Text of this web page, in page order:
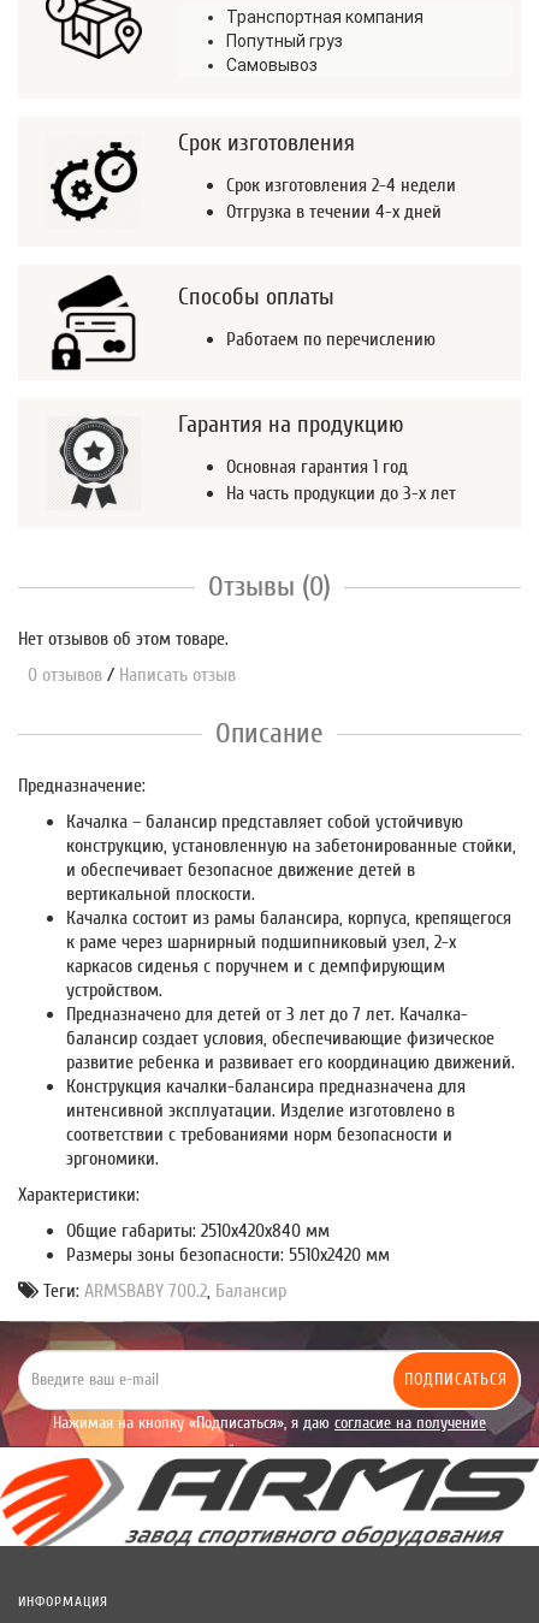
Транспортная компания
Попутный груз
Самовывоз
Срок изготовления
Срок изготовления 2-4 недели
Отгрузка в течении 4-х дней
Способы оплаты
Работаем по перечислению
Гарантия на продукцию
Основная гарантия 1 год
На часть продукции до 3-х лет
Отзывы (0)
Нет отзывов об этом товаре.
0 отзывов / Написать отзыв
Описание
Предназначение:
Качалка – балансир представляет собой устойчивую
конструкцию, установленную на забетонированные стойки,
и обеспечивает безопасное движение детей в
вертикальной плоскости.
Качалка состоит из рамы балансира, корпуса, крепящегося
к раме через шарнирный подшипниковый узел, 2-х
каркасов сиденья с поручнем и с демпфирующим
устройством.
Предназначено для детей от 3 лет до 7 лет. Качалка-
балансир создает условия, обеспечивающие физическое
развитие ребенка и развивает его координацию движений.
Конструкция качалки-балансира предназначена для
интенсивной эксплуатации. Изделие изготовлено в
соответствии с требованиями норм безопасности и
эргономики.
Характеристики:
Общие габариты: 2510х420х840 мм
Размеры зоны безопасности: 5510х2420 мм
Теги: ARMSBABY 700.2, Балансир
ПОДПИСАТЬСЯ
Нажимая на кнопку «Подписаться», я даю согласие на получение
уведомлений рекламного характера.
ИНФОРМАЦИЯ